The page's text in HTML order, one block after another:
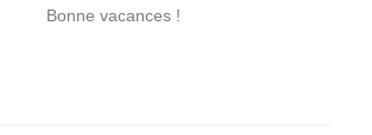
Bonne vacances !